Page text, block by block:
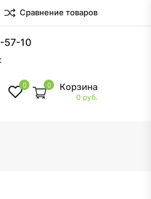
Сравнение товаров
57-10
0 0 Корзина
0 руб.